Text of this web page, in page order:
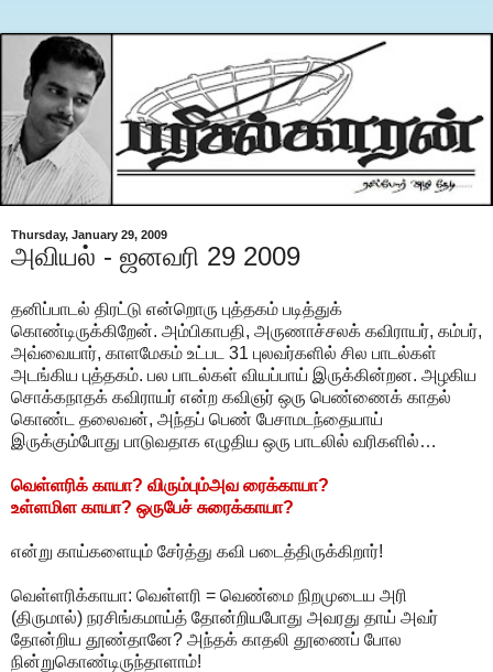
Thursday, January 29, 2009
அவியல் - ஜனவரி 29 2009
தனிப்பாடல் திரட்டு என்றொரு புத்தகம் படித்துக்
கொண்டிருக்கிறேன். அம்பிகாபதி, அருணாச்சலக் கவிராயர், கம்பர்,
அவ்வையார், காளமேகம் உட்பட 31 புலவர்களில் சில பாடல்கள்
அடங்கிய புத்தகம். பல பாடல்கள் வியப்பாய் இருக்கின்றன. அழகிய
சொக்கநாதக் கவிராயர் என்ற கவிஞர் ஒரு பெண்ணைக் காதல்
கொண்ட தலைவன், அந்தப் பெண் பேசாமடந்தையாய்
இருக்கும்போது பாடுவதாக எழுதிய ஒரு பாடலில் வரிகளில்…
வெள்ளரிக் காயா? விரும்பும்அவ ரைக்காயா?
உள்ளமிள காயா? ஒருபேச் சுரைக்காயா?
என்று காய்களையும் சேர்த்து கவி படைத்திருக்கிறார்!
வெள்ளரிக்காயா: வெள்ளரி = வெண்மை நிறமுடைய அரி
(திருமால்) நரசிங்கமாய்த் தோன்றியபோது அவரது தாய் அவர்
தோன்றிய தூண்தானே? அந்தக் காதலி தூணைப் போல
நின்றுகொண்டிருந்தாளாம்!